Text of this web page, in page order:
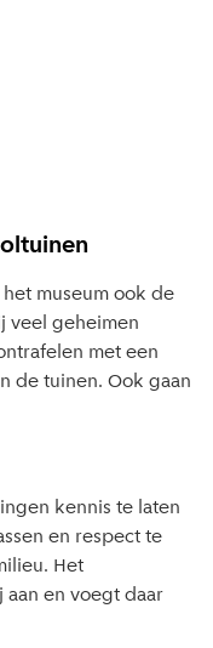
museum ook de
veel geheimen
met een
de tuinen. Ook gaan
kennis te laten
en respect te
Het
aan en voegt daar